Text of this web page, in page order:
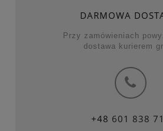
DARMOWA
Przy zamówieniach
dostawa kurierem
+48 601 838